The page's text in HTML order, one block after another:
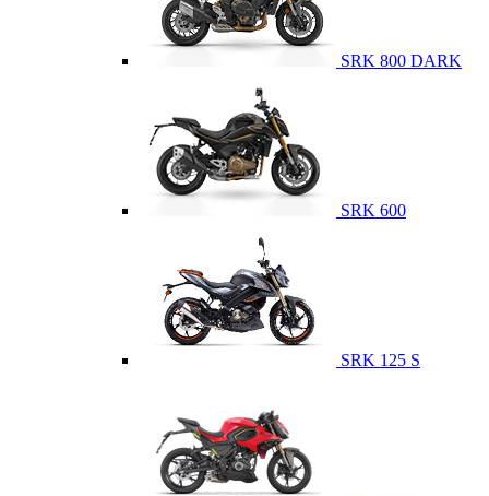
SRK 800 DARK
SRK 600
SRK 125 S